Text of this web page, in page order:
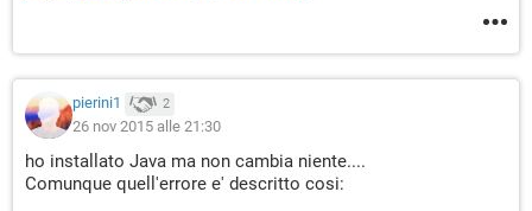
pierini1 2
26 nov 2015 alle 21:30
ho installato Java ma non cambia niente....
Comunque quell'errore e' descritto cosi: